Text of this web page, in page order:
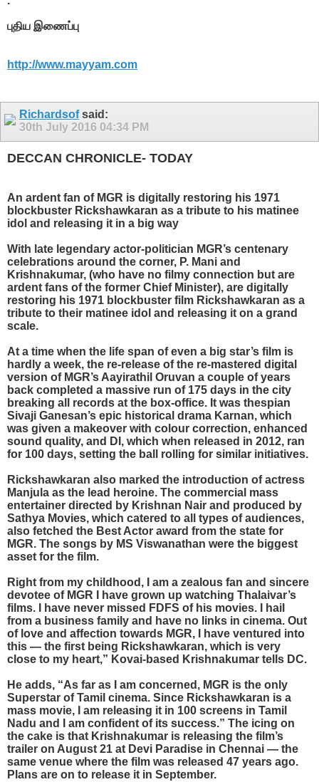
புதிய இணைப்பு
http://www.mayyam.com
Richardsofsaid:
30th July 2016 04:34 PM
DECCAN CHRONICLE- TODAY
An ardent fan of MGR is digitally restoring his 1971
blockbuster Rickshawkaran as a tribute to his matinee
idol and releasing it in a big way
With late legendary actor-politician MGR’s centenary
celebrations around the corner, P. Mani and
Krishnakumar, (who have no filmy connection but are
ardent fans of the former Chief Minister), are digitally
restoring his 1971 blockbuster film Rickshawkaran as a
tribute to their matinee idol and releasing it on a grand
scale.
At a time when the life span of even a big star’s film is
hardly a week, the re-release of the re-mastered digital
version of MGR’s Aayirathil Oruvan a couple of years
back completed a massive run of 175 days in the city
breaking all records at the box-office. It was thespian
Sivaji Ganesan’s epic historical drama Karnan, which
was given a makeover with colour correction, enhanced
sound quality, and DI, which when released in 2012, ran
for 100 days, setting the ball rolling for similar initiatives.
Rickshawkaran also marked the introduction of actress
Manjula as the lead heroine. The commercial mass
entertainer directed by Krishnan Nair and produced by
Sathya Movies, which catered to all types of audiences,
also fetched the Best Actor award from the state for
MGR. The songs by MS Viswanathan were the biggest
asset for the film.
Right from my childhood, I am a zealous fan and sincere
devotee of MGR I have grown up watching Thalaivar’s
films. I have never missed FDFS of his movies. I hail
from a business family and have no links in cinema. Out
of love and affection towards MGR, I have ventured into
this — the first being Rickshawkaran, which is very
close to my heart,” Kovai-based Krishnakumar tells DC.
He adds, “As far as I am concerned, MGR is the only
Superstar of Tamil cinema. Since Rickshawkaran is a
mass movie, I am releasing it in 100 screens in Tamil
Nadu and I am confident of its success.” The icing on
the cake is that Krishnakumar is releasing the film’s
trailer on August 21 at Devi Paradise in Chennai — the
same venue where the film was released 47 years ago.
Plans are on to release it in September.